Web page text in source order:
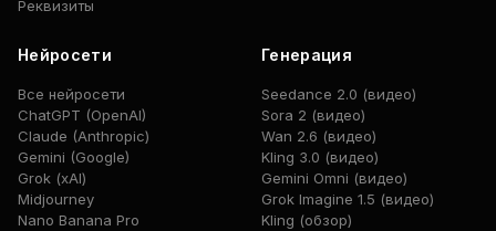
Реквизиты
Нейросети
Все нейросети
ChatGPT (OpenAI)
Claude (Anthropic)
Gemini (Google)
Grok (xAI)
Midjourney
Nano Banana Pro
Генерация
Seedance 2.0 (видео)
Sora 2 (видео)
Wan 2.6 (видео)
Kling 3.0 (видео)
Gemini Omni (видео)
Grok Imagine 1.5 (видео)
Kling (обзор)